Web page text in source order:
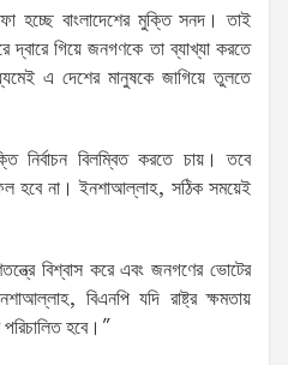
বাংলাদেশের মুক্তি সনদ। তাই
দ্বারে গিয়ে জনগণকে তা ব্যাখ্যা করতে
এ দেশের মানুষকে জাগিয়ে তুলতে
বিলম্বিত করতে চায়। তবে
হবে না। ইনশাআল্লাহ, সঠিক সময়েই
বিশ্বাস করে এবং জনগণের ভোটের
বিএনপি যদি রাষ্ট্র ক্ষমতায়
হবে।”